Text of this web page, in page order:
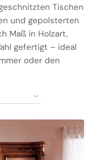
Tischen
und gepolsterten
Maß in Holzart,
gefertigt – ideal
oder den